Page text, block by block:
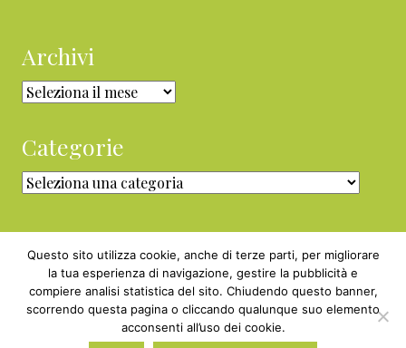
Archivi
Archivi
Categorie
Categorie
Copyright © 2010 - 2026 BabyGreen™ ·
P.IVA 05829800969 · Webmaster
Questo sito utilizza cookie, anche di terze parti, per migliorare
la tua esperienza di navigazione, gestire la pubblicità e
compiere analisi statistica del sito. Chiudendo questo banner,
scorrendo questa pagina o cliccando qualunque suo elemento
acconsenti all’uso dei cookie.